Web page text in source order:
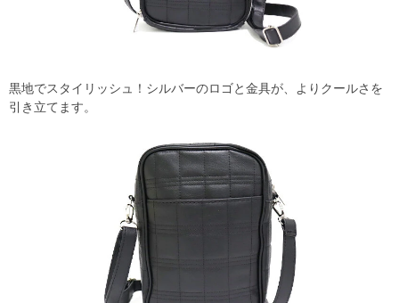
黒地でスタイリッシュ！シルバーのロゴと金具が、よりクールさを
引き立てます。